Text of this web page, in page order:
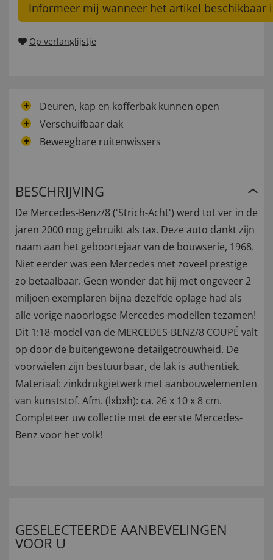
Informeer mij wanneer het artikel beschikbaar
Op verlanglijstje
Deuren, kap en kofferbak kunnen open
Verschuifbaar dak
Beweegbare ruitenwissers
BESCHRIJVING
De Mercedes-Benz/8 ('Strich-Acht') werd tot ver in de
jaren 2000 nog gebruikt als tax. Deze auto dankt zijn
naam aan het geboortejaar van de bouwserie, 1968.
Niet eerder was een Mercedes met zoveel prestige
zo betaalbaar. Geen wonder dat hij met ongeveer 2
miljoen exemplaren bijna dezelfde oplage had als
alle vorige naoorlogse Mercedes-modellen tezamen!
Dit 1:18-model van de MERCEDES-BENZ/8 COUPÉ valt
op door de buitengewone detailgetrouwheid. De
voorwielen zijn bestuurbaar, de lak is authentiek.
Materiaal: zinkdrukgietwerk met aanbouwelementen
van kunststof. Afm. (lxbxh): ca. 26 x 10 x 8 cm.
Completeer uw collectie met de eerste Mercedes-
Benz voor het volk!
GESELECTEERDE AANBEVELINGEN
VOOR U